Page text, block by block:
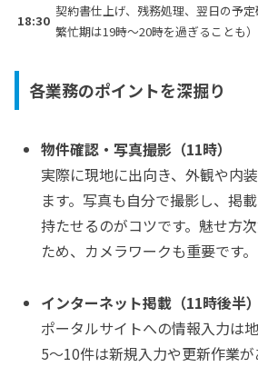
18:30
契約書仕上げ、残務処理、翌日の予
繁忙期は19時〜20時を過ぎることも）
各業務のポイントを深掘り
物件確認・写真撮影（11時）
実際に現地に出向き、外観や内
ます。写真も自分で撮影し、掲
持たせるのがコツです。魅せ方
ため、カメラワークも重要です。
インターネット掲載（11時後半）
ポータルサイトへの情報入力は
5〜10件は新規入力や更新作業